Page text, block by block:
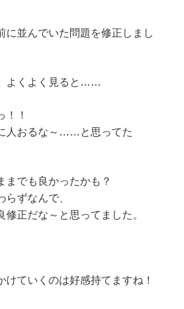
に並んでいた問題を修正しまし
よくよく見ると……
！！
人おるな～……と思ってた
でも良かったかも？
ずなんで、
修正だな～と思ってました。
けていくのは好感持てますね！